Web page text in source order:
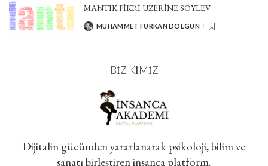
MANTIK FIKRI ÜZERINE SÖYLEV
POSTED
MUHAMMET FURKAN DOLGUN
BIZ KIMIZ
Dijitalin gücünden yararlanarak psikoloji, bilim ve
sanatı birleştiren insanca platform.